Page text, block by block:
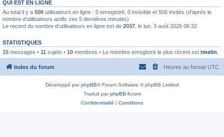
QUI EST EN LIGNE
Au total il y a 506 utilisateurs en ligne : 0 enregistré, 0 invisible et 506 invités (d’après le
nombre d’utilisateurs actifs ces 5 dernières minutes)
Le record du nombre d’utilisateurs en ligne est de 2037 , le lun. 3 août 2026 06:32
STATISTIQUES
15 messages • 11 sujets • 10 membres • Le membre enregistré le plus récent est tmelin
Index du forum Heures au format UTC
Développé parphpBB® Forum Software © phpBB Limited
Traduit parphpBB-fr.com
Confidentialité | Conditions